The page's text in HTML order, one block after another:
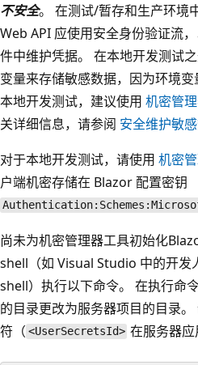
不安全。 在测试/暂存和生产环境
Web API 应使用安全身份验证流
件中维护凭据。 在本地开发测试
变量来存储敏感数据，因为环境
本地开发测试，建议使用 机密管
关详细信息，请参阅 安全维护敏
对于本地开发测试，请使用 机密
户端机密存储在 Blazor 配置密钥
尚未为机密管理器工具初始化
shell（如 Visual Studio 中的开发
shell）执行以下命令。 在执行命
的目录更改为服务器项目的目录
符（ <UserSecretsId> 在服务器应